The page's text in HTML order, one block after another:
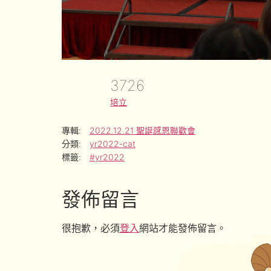
3726
培立
專輯:
2022.12.21 聖誕感恩聯歡會
分類:
yr2022-cat
標籤:
#yr2022
發佈留言
很抱歉，必須登入網站才能發佈留言。